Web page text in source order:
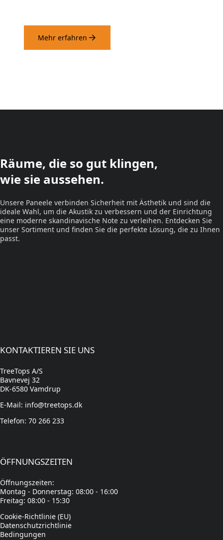
Mehr erfahren
Räume, die so gut klingen,
wie sie aussehen.
Unsere Paneele verbinden Sicherheit mit Ästhetik und sind die
ideale Wahl, um die Akustik zu verbessern und der Einrichtung
eine moderne skandinavische Note zu verleihen. Entdecken Sie
unser Sortiment und finden Sie die perfekte Lösung, die zu Ihnen
passt.
KONTAKTIEREN SIE UNS
TreeTops A/S
Bavnevej 32
DK-6580 Vamdrup
E-Mail: info@treetops.dk
Telefon: 70 266 233
ÖFFNUNGSZEITEN
Öffnungszeiten:
Montag - Donnerstag: 08:00 - 16:00
Freitag: 08:00 - 15:30
Cookie-Richtlinie (EU)
Datenschutzrichtlinie
Bedingungen